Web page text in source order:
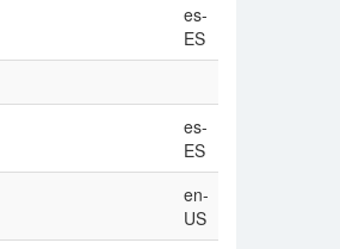
es-
ES
es-
ES
en-
US